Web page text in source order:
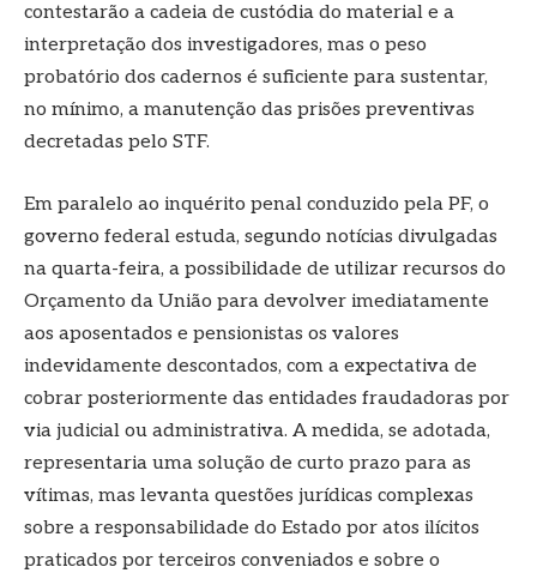
contestarão a cadeia de custódia do material e a
interpretação dos investigadores, mas o peso
probatório dos cadernos é suficiente para sustentar,
no mínimo, a manutenção das prisões preventivas
decretadas pelo STF.
Em paralelo ao inquérito penal conduzido pela PF, o
governo federal estuda, segundo notícias divulgadas
na quarta-feira, a possibilidade de utilizar recursos do
Orçamento da União para devolver imediatamente
aos aposentados e pensionistas os valores
indevidamente descontados, com a expectativa de
cobrar posteriormente das entidades fraudadoras por
via judicial ou administrativa. A medida, se adotada,
representaria uma solução de curto prazo para as
vítimas, mas levanta questões jurídicas complexas
sobre a responsabilidade do Estado por atos ilícitos
praticados por terceiros conveniados e sobre o